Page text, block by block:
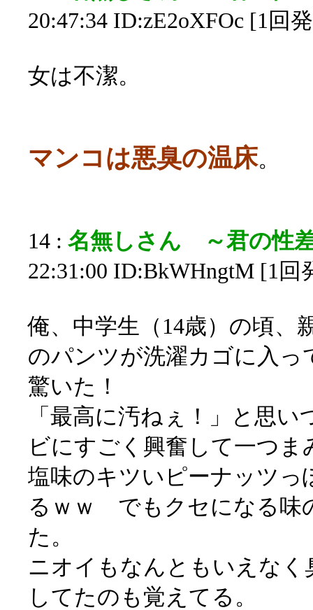
20:47:34 ID:zE2oXFOc [1回
女は不潔。
マンコは悪臭の温床。
14 : 名無しさん ～君の性
22:31:00 ID:BkWHngtM [1回
俺、中学生（14歳）の頃、
のパンツが洗濯カゴに入
驚いた！
「最高に汚ねぇ！」と思
ビにすごく興奮して一つ
塩味のキツいピーナッツ
るｗｗ でもクセになる味
た。
ニオイもなんともいえな
してたのも覚えてる。